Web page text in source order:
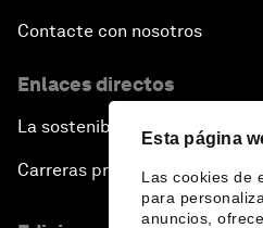
Esta página
Las cookies de
para
anuncios,
Contacte con nosotros
Enlaces directos
La sostenibilidad en el Foro
Carreras profesionales